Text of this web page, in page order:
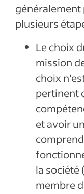
généralement
plusieurs
Le choix
mission
choix
pertinent
et avoir
la société
membre